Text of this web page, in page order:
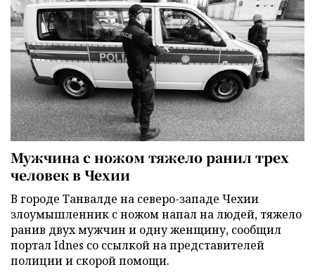
Мужчина с ножом тяжело ранил трех
человек в Чехии
В городе Танвалде на северо-западе Чехии
злоумышленник с ножом напал на людей, тяжело
ранив двух мужчин и одну женщину, сообщил
портал Idnes со ссылкой на представителей
полиции и скорой помощи.